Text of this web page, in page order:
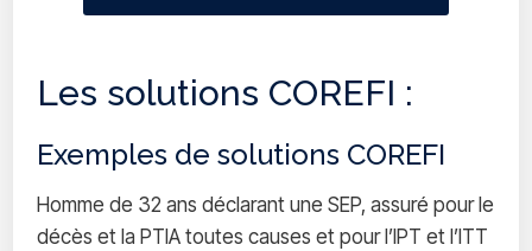
Les solutions COREFI :
Exemples de solutions COREFI
Homme de 32 ans déclarant une SEP, assuré pour le
décès et la PTIA toutes causes et pour l’IPT et l’ITT